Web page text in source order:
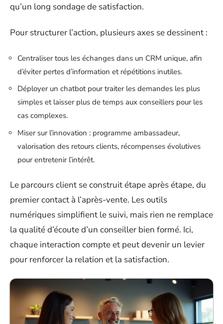
qu’un long sondage de satisfaction.
Pour structurer l’action, plusieurs axes se dessinent :
Centraliser tous les échanges dans un CRM unique, afin
d’éviter pertes d’information et répétitions inutiles.
Déployer un chatbot pour traiter les demandes les plus
simples et laisser plus de temps aux conseillers pour les
cas complexes.
Miser sur l’innovation : programme ambassadeur,
valorisation des retours clients, récompenses évolutives
pour entretenir l’intérêt.
Le parcours client se construit étape après étape, du
premier contact à l’après-vente. Les outils
numériques simplifient le suivi, mais rien ne remplace
la qualité d’écoute d’un conseiller bien formé. Ici,
chaque interaction compte et peut devenir un levier
pour renforcer la relation et la satisfaction.